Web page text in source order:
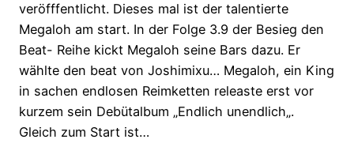
veröfffentlicht. Dieses mal ist der talentierte
Megaloh am start. In der Folge 3.9 der Besieg den
Beat- Reihe kickt Megaloh seine Bars dazu. Er
wählte den beat von Joshimixu… Megaloh, ein King
in sachen endlosen Reimketten releaste erst vor
kurzem sein Debütalbum „Endlich unendlich„.
Gleich zum Start ist…